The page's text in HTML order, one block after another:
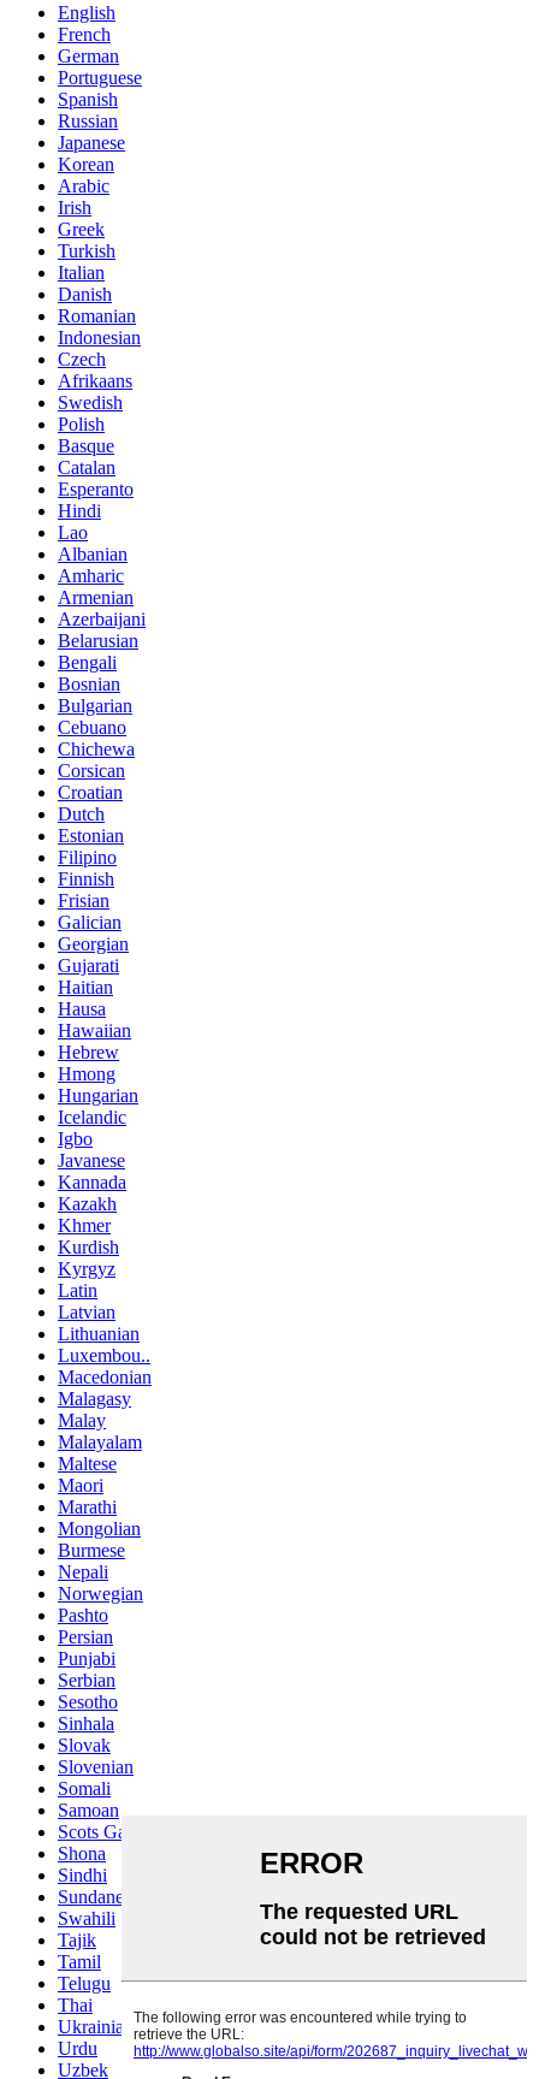
English
French
German
Portuguese
Spanish
Russian
Japanese
Korean
Arabic
Irish
Greek
Turkish
Italian
Danish
Romanian
Indonesian
Czech
Afrikaans
Swedish
Polish
Basque
Catalan
Esperanto
Hindi
Lao
Albanian
Amharic
Armenian
Azerbaijani
Belarusian
Bengali
Bosnian
Bulgarian
Cebuano
Chichewa
Corsican
Croatian
Dutch
Estonian
Filipino
Finnish
Frisian
Galician
Georgian
Gujarati
Haitian
Hausa
Hawaiian
Hebrew
Hmong
Hungarian
Icelandic
Igbo
Javanese
Kannada
Kazakh
Khmer
Kurdish
Kyrgyz
Latin
Latvian
Lithuanian
Luxembou..
Macedonian
Malagasy
Malay
Malayalam
Maltese
Maori
Marathi
Mongolian
Burmese
Nepali
Norwegian
Pashto
Persian
Punjabi
Serbian
Sesotho
Sinhala
Slovak
Slovenian
Somali
Samoan
Scots Gaelic
Shona
Sindhi
Sundanese
Swahili
Tajik
Tamil
Telugu
Thai
Ukrainian
Urdu
Uzbek